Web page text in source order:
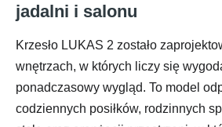
jadalni i salonu
Krzesło LUKAS 2 zostało
wnętrzach, w których liczy się
ponadczasowy wygląd. To model
codziennych posiłków, rodzinnych